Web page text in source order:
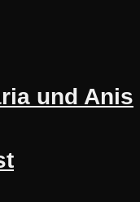
und Anis